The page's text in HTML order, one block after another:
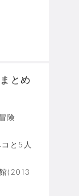
とめ
険
と5人
(2013